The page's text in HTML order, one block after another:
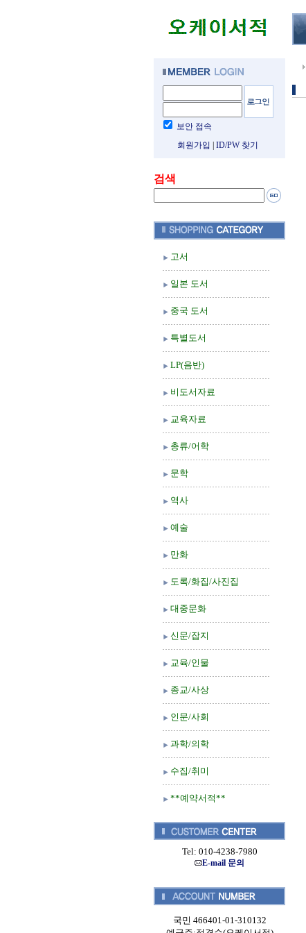
보안 접속
회원가입
ID/PW 찾기
검색
고서
일본 도서
중국 도서
특별도서
LP(음반)
비도서자료
교육자료
총류/어학
문학
역사
예술
만화
도록/화집/사진집
대중문화
신문/잡지
교육/인물
종교/사상
인문/사회
과학/의학
수집/취미
**예약서적**
Tel: 010-4238-7980
E-mail 문의
국민 466401-01-310132